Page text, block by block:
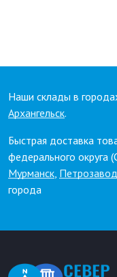
Наши склады в
Архангельск.
Быстрая доставка
федерального округа
Мурманск,
города